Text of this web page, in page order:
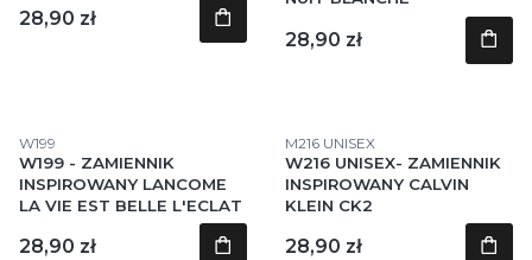
Cena
28,90 zł
Cena
28,90 zł
Kod produktu
W199
W199 - ZAMIENNIK
INSPIROWANY LANCOME
LA VIE EST BELLE L'ECLAT
Cena
28,90 zł
Kod produktu
M216 UNISEX
W216 UNISEX- ZAMIENNIK
INSPIROWANY CALVIN
KLEIN CK2
Cena
28,90 zł